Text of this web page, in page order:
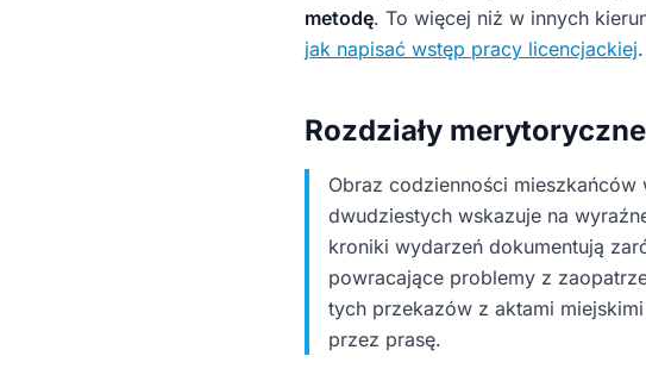
metodę. To więcej niż w innych
jak napisać wstęp pracy licencjackiej.
Rozdziały
Obraz codzienności mieszkańców
dwudziestych wskazuje na
kroniki wydarzeń dokumentują
powracające problemy z
tych przekazów z aktami
przez prasę.